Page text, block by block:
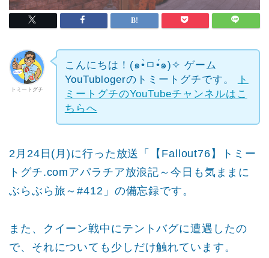
トミートグチ
こんにちは！(๑•̀ㅁ•́๑)✧ ゲーム
YouTublogerのトミートグチです。
ト
ミートグチのYouTubeチャンネルはこ
ちらへ
2月24日(月)に行った放送「【Fallout76】トミー
トグチ.comアパラチア放浪記～今日も気ままに
ぶらぶら旅～#412」の備忘録です。
また、クイーン戦中にテントバグに遭遇したの
で、それについても少しだけ触れています。